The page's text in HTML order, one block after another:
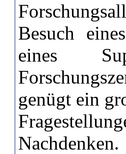
Besuch
eines
genügt ein
Nachdenken.